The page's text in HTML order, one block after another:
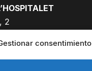
consentimiento
2